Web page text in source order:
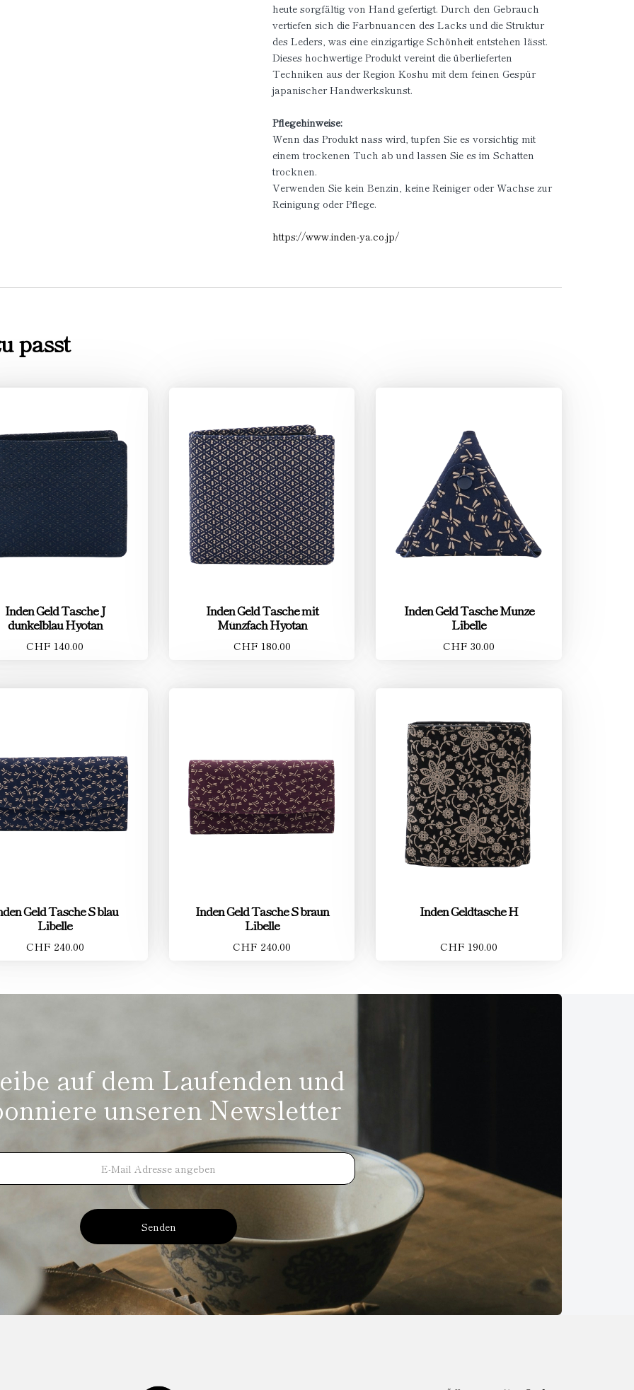
heute sorgfältig von Hand gefertigt. Durch den Gebrauch
vertiefen sich die Farbnuancen des Lacks und die Struktur
des Leders, was eine einzigartige Schönheit entstehen lässt.
Dieses hochwertige Produkt vereint die überlieferten
Techniken aus der Region Koshu mit dem feinen Gespür
japanischer Handwerkskunst.
Pflegehinweise:
Wenn das Produkt nass wird, tupfen Sie es vorsichtig mit
einem trockenen Tuch ab und lassen Sie es im Schatten
trocknen.
Verwenden Sie kein Benzin, keine Reiniger oder Wachse zur
Reinigung oder Pflege.
https://www.inden-ya.co.jp/
passt
Inden Geld Tasche J
dunkelblau Hyotan
CHF 140.00
Inden Geld Tasche mit
Münzfach Hyotan
CHF 180.00
Inden Geld Tasche Munze
Libelle
CHF 30.00
Geld Tasche S blau
Libelle
CHF 240.00
Inden Geld Tasche S braun
Libelle
CHF 240.00
Inden Geldtasche H
CHF 190.00
auf dem Laufenden und
unseren Newsletter
Senden